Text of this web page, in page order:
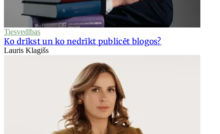
Tiesvedības
Ko drīkst un ko nedrīkt publicēt blogos?
Lauris Klagišs